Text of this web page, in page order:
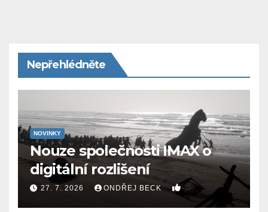
Nepřehlédněte
NOVINKY
Nouze společnosti IMAX o
digitální rozlišení
27. 7. 2026 ONDŘEJ BECK 0